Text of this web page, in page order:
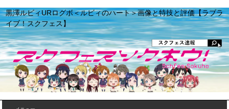
黒澤ルビィURログボ＜ルビィのハート＞画像と特技と評価【ラブラ
イブ！スクフェス】